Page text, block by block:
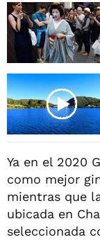
Ya en el 2020
como mejor
mientras que
ubicada en
seleccionada